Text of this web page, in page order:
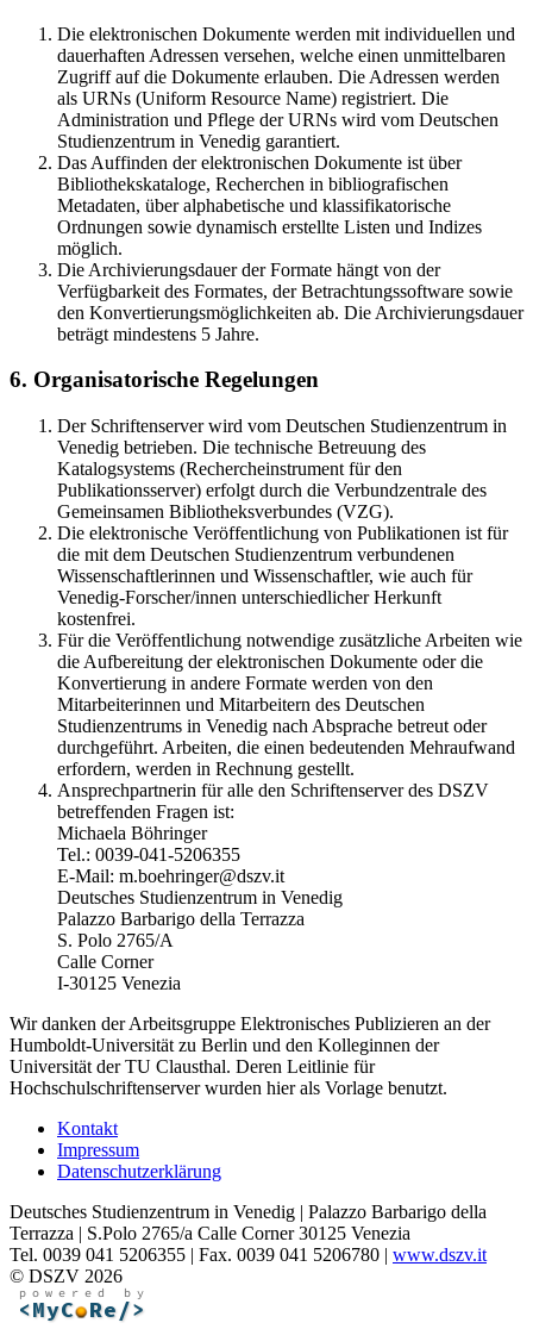
Die elektronischen Dokumente werden mit individuellen und
dauerhaften Adressen versehen, welche einen unmittelbaren
Zugriff auf die Dokumente erlauben. Die Adressen werden
als URNs (Uniform Resource Name) registriert. Die
Administration und Pflege der URNs wird vom Deutschen
Studienzentrum in Venedig garantiert.
Das Auffinden der elektronischen Dokumente ist über
Bibliothekskataloge, Recherchen in bibliografischen
Metadaten, über alphabetische und klassifikatorische
Ordnungen sowie dynamisch erstellte Listen und Indizes
möglich.
Die Archivierungsdauer der Formate hängt von der
Verfügbarkeit des Formates, der Betrachtungssoftware sowie
den Konvertierungsmöglichkeiten ab. Die Archivierungsdauer
beträgt mindestens 5 Jahre.
6. Organisatorische Regelungen
Der Schriftenserver wird vom Deutschen Studienzentrum in
Venedig betrieben. Die technische Betreuung des
Katalogsystems (Rechercheinstrument für den
Publikationsserver) erfolgt durch die Verbundzentrale des
Gemeinsamen Bibliotheksverbundes (VZG).
Die elektronische Veröffentlichung von Publikationen ist für
die mit dem Deutschen Studienzentrum verbundenen
Wissenschaftlerinnen und Wissenschaftler, wie auch für
Venedig-Forscher/innen unterschiedlicher Herkunft
kostenfrei.
Für die Veröffentlichung notwendige zusätzliche Arbeiten wie
die Aufbereitung der elektronischen Dokumente oder die
Konvertierung in andere Formate werden von den
Mitarbeiterinnen und Mitarbeitern des Deutschen
Studienzentrums in Venedig nach Absprache betreut oder
durchgeführt. Arbeiten, die einen bedeutenden Mehraufwand
erfordern, werden in Rechnung gestellt.
Ansprechpartnerin für alle den Schriftenserver des DSZV
betreffenden Fragen ist:
Michaela Böhringer
Tel.: 0039-041-5206355
E-Mail: m.boehringer@dszv.it
Deutsches Studienzentrum in Venedig
Palazzo Barbarigo della Terrazza
S. Polo 2765/A
Calle Corner
I-30125 Venezia
Wir danken der Arbeitsgruppe Elektronisches Publizieren an der
Humboldt-Universität zu Berlin und den Kolleginnen der
Universität der TU Clausthal. Deren Leitlinie für
Hochschulschriftenserver wurden hier als Vorlage benutzt.
Kontakt
Impressum
Datenschutzerklärung
Deutsches Studienzentrum in Venedig | Palazzo Barbarigo della
Terrazza | S.Polo 2765/a Calle Corner 30125 Venezia
Tel. 0039 041 5206355 | Fax. 0039 041 5206780 | www.dszv.it
© DSZV 2026